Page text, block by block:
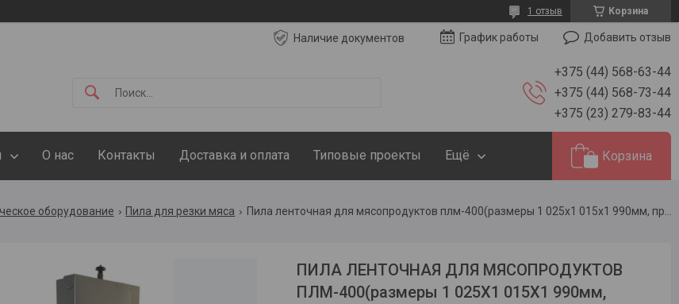
Корзина
1 отзыв
Наличие документов График работы Добавить отзыв
+375 (44) 568-63-44
+375 (44) 568-73-44
+375 (23) 279-83-44
О нас Контакты Доставка и оплата Типовые проекты Ещё Корзина
оборудование Пила для резки мяса Пила ленточная для мясопродуктов плм-400(размеры 1 025х1 015х1 990мм, производительность-500 кг/ч)
ПИЛА ЛЕНТОЧНАЯ ДЛЯ МЯСОПРОДУКТОВ
ПЛМ-400(размеры 1 025Х1 015Х1 990мм,